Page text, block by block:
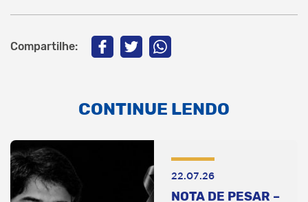
Compartilhe:
CONTINUE LENDO
22.07.26
NOTA DE PESAR –